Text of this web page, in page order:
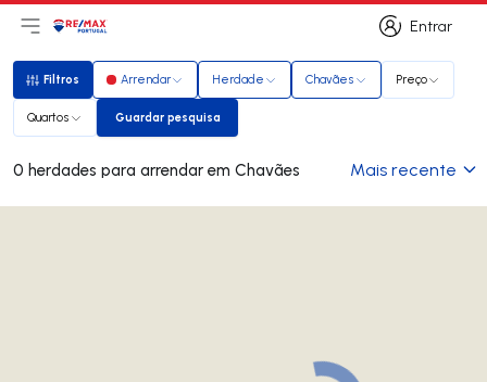
Entrar
Entrar
Abri menu principal
LogoIr para página inicial
Filtros
Filtros Arrendar Herdade Chavães Preço
Quartos Guardar pesquisa
Guardar pesquisa
0 herdades para arrendar em Chavães Mais recente